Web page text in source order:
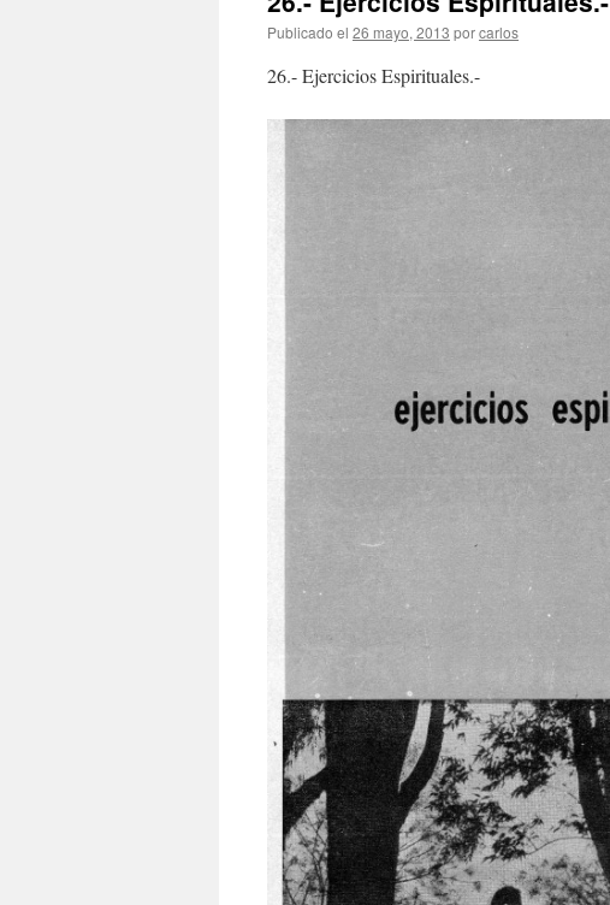
Publicado el 26 mayo, 2013 porcarlos
26.- Ejercicios Espirituales.-